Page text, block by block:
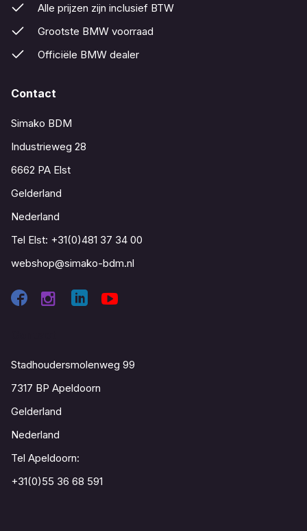
Alle prijzen zijn inclusief BTW
Grootste BMW voorraad
Officiële BMW dealer
Contact
Simako BDM
Industrieweg 28
6662 PA Elst
Gelderland
Nederland
Tel Elst: +31(0)481 37 34 00
webshop@simako-bdm.nl
Stadhoudersmolenweg 99
7317 BP Apeldoorn
Gelderland
Nederland
Tel Apeldoorn:
+31(0)55 36 68 591